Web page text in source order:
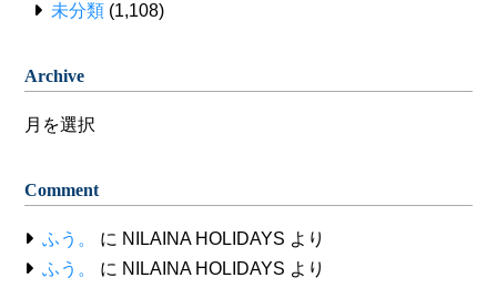
未分類 (1,108)
Archive
Archive
Comment
ふう。 に NILAINA HOLIDAYS より
ふう。
に NILAINA HOLIDAYS より